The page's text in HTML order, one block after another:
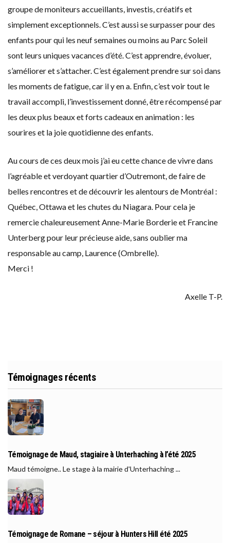
groupe de moniteurs accueillants, investis, créatifs et
simplement exceptionnels. C’est aussi se surpasser pour des
enfants pour qui les neuf semaines ou moins au Parc Soleil
sont leurs uniques vacances d’été. C’est apprendre, évoluer,
s’améliorer et s’attacher. C’est également prendre sur soi dans
les moments de fatigue, car il y en a. Enfin, c’est voir tout le
travail accompli, l’investissement donné, être récompensé par
les deux plus beaux et forts cadeaux en animation : les
sourires et la joie quotidienne des enfants.
Au cours de ces deux mois j’ai eu cette chance de vivre dans
l’agréable et verdoyant quartier d’Outremont, de faire de
belles rencontres et de découvrir les alentours de Montréal :
Québec, Ottawa et les chutes du Niagara. Pour cela je
remercie chaleureusement Anne-Marie Borderie et Francine
Unterberg pour leur précieuse aide, sans oublier ma
responsable au camp, Laurence (Ombrelle).
Merci !
Axelle T-P.
Témoignages récents
Témoignage de Maud, stagiaire à Unterhaching à l’été 2025
Maud témoigne.. Le stage à la mairie d'Unterhaching ...
Témoignage de Romane – séjour à Hunters Hill été 2025